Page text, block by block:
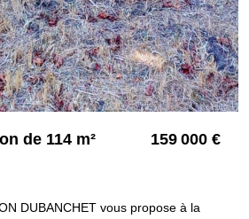
de 114 m² 159 000 €
DUBANCHET vous propose à la